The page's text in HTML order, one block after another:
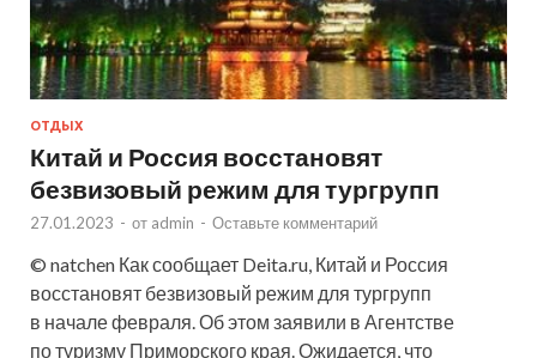
ОТДЫХ
Китай и Россия восстановят
безвизовый режим для тургрупп
27.01.2023 - от admin - Оставьте комментарий
© natchen Как сообщает Deita.ru, Китай и Россия
восстановят безвизовый режим для тургрупп
в начале февраля. Об этом заявили в Агентстве
по туризму Приморского края. Ожидается, что